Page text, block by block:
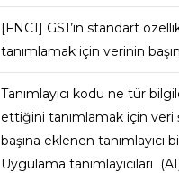
[FNC1] GS1’in standart
tanımlamak için verinin
Tanımlayıcı kodu ne tür
ettiğini tanımlamak için veri
başına eklenen tanımlayıcı
Uygulama tanımlayıcıları